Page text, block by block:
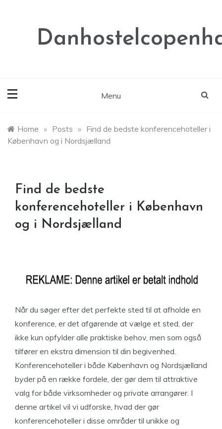
Menu
Home » Posts » Find de bedste konferencehoteller i
København og i Nordsjælland
Find de bedste
konferencehoteller i København
og i Nordsjælland
Når du søger efter det perfekte sted til at afholde en
konference, er det afgørende at vælge et sted, der
ikke kun opfylder alle praktiske behov, men som også
tilfører en ekstra dimension til din begivenhed.
Konferencehoteller i både København og Nordsjælland
byder på en række fordele, der gør dem til attraktive
valg for både virksomheder og private arrangører. I
denne artikel vil vi udforske, hvad der gør
konferencehoteller i disse områder til unikke og